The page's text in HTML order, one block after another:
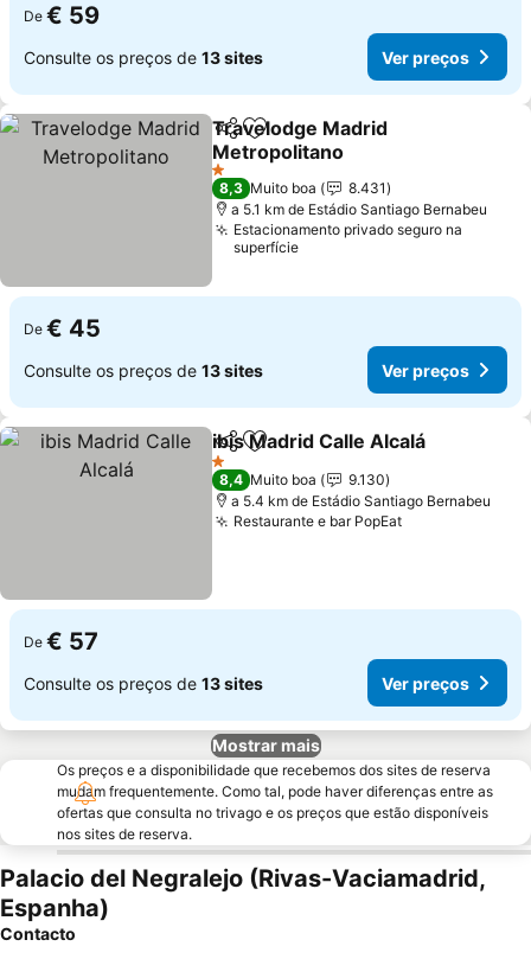
De € 59
Consulte os preços de 13 sites Ver preços
PartilharAdicionar aos favoritos
Travelodge Madrid
Metropolitano
1 Estrelas
8,3 Muito boa
8.431
a 5.1 km de Estádio Santiago Bernabeu
Estacionamento privado seguro na
superfície
De € 45
Consulte os preços de 13 sites Ver preços
PartilharAdicionar aos favoritos
ibis Madrid Calle Alcalá
1 Estrelas
8,4 Muito boa
9.130
a 5.4 km de Estádio Santiago Bernabeu
Restaurante e bar PopEat
De € 57
Consulte os preços de 13 sites Ver preços
Mostrar mais
Os preços e a disponibilidade que recebemos dos sites de reserva
mudam frequentemente. Como tal, pode haver diferenças entre as
ofertas que consulta no trivago e os preços que estão disponíveis
nos sites de reserva.
Palacio del Negralejo (Rivas-Vaciamadrid,
Espanha)
Contacto